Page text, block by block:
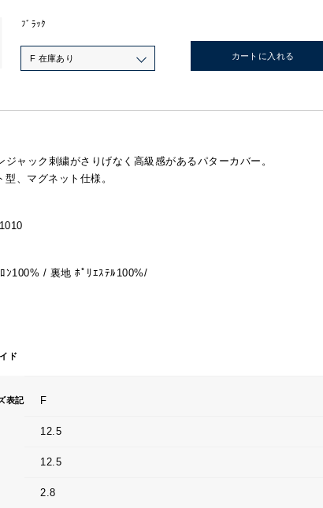
ﾌﾞﾗｯｸ
F 在庫あり カートに入れる
ジャック刺繍がさりげなく高級感があるパターカバー。
型、マグネット仕様。
ﾝ100% / 裏地 ﾎﾟﾘｴｽﾃﾙ100%/
ド
表記 F
12.5
12.5
2.8